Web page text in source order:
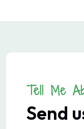
Tell Me
Send